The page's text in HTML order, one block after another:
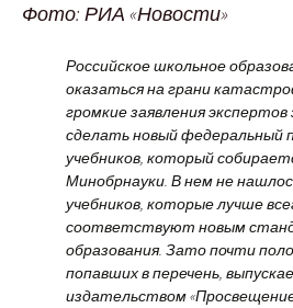
Фото: РИА «Новости»
Российское школьное
оказаться на грани
громкие заявления
сделать новый федеральный
учебников, который
Минобрнауки. В нем не
учебников, которые лучше
соответствуют новым
образования. Зато почти
попавших в перечень,
издательством